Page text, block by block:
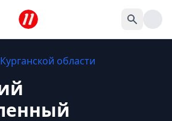
Курганской области